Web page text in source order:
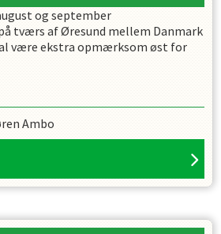
og september
tværs af Øresund mellem Danmark
være ekstra opmærksom øst for
Ambo